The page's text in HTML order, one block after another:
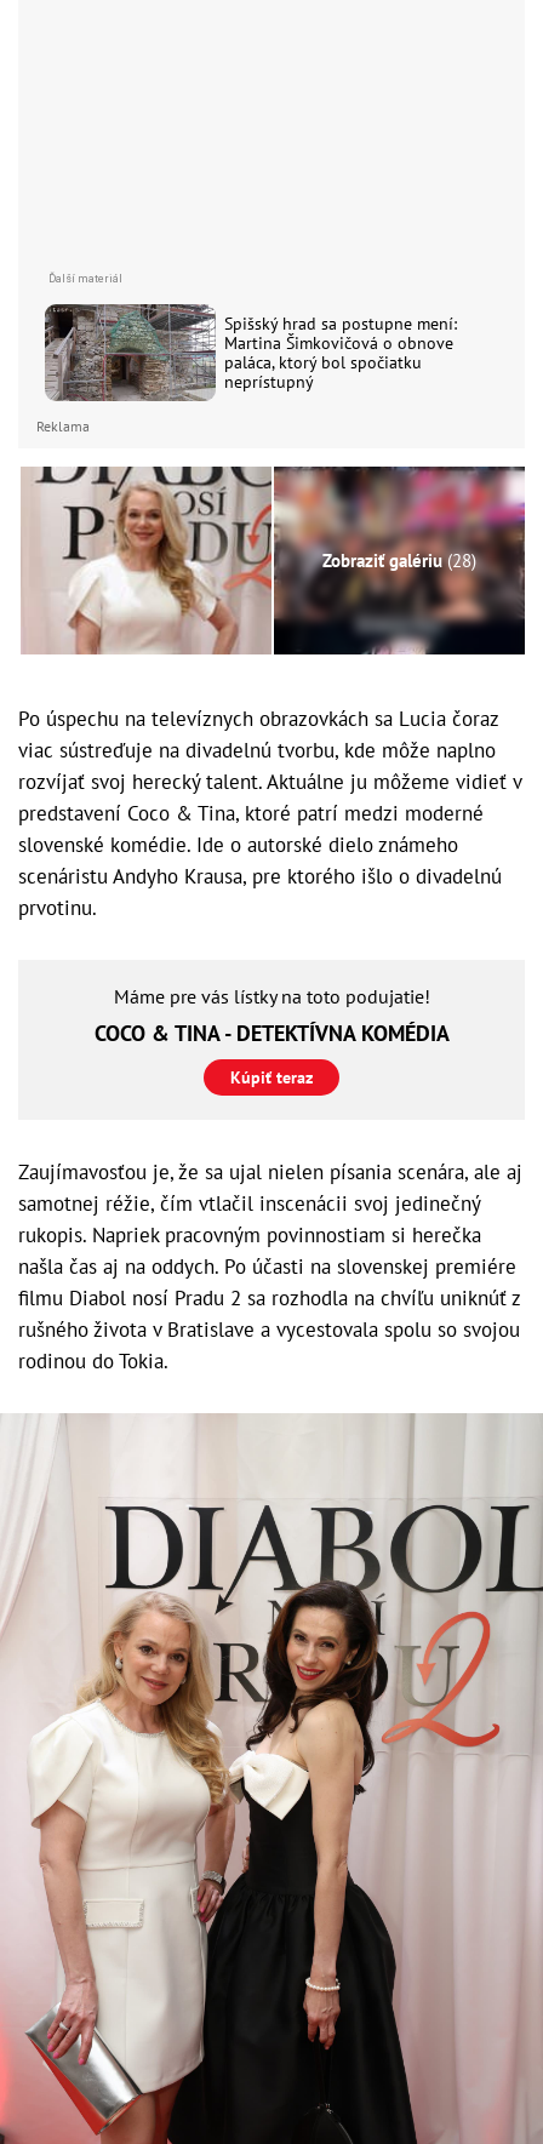
Spišský hrad sa postupne mení:
Martina Šimkovičová o obnove
paláca, ktorý bol spočiatku
neprístupný
Reklama
Zobraziť galériu(28)
Po úspechu na televíznych obrazovkách sa Lucia čoraz
viac sústreďuje na divadelnú tvorbu, kde môže naplno
rozvíjať svoj herecký talent. Aktuálne ju môžeme vidieť v
predstavení Coco & Tina, ktoré patrí medzi moderné
slovenské komédie. Ide o autorské dielo známeho
scenáristu Andyho Krausa, pre ktorého išlo o divadelnú
prvotinu.
Máme pre vás lístky na toto podujatie!
COCO & TINA - DETEKTÍVNA KOMÉDIA
Kúpiť teraz
Zaujímavosťou je, že sa ujal nielen písania scenára, ale aj
samotnej réžie, čím vtlačil inscenácii svoj jedinečný
rukopis. Napriek pracovným povinnostiam si herečka
našla čas aj na oddych. Po účasti na slovenskej premiére
filmu Diabol nosí Pradu 2 sa rozhodla na chvíľu uniknúť z
rušného života v Bratislave a vycestovala spolu so svojou
rodinou do Tokia.